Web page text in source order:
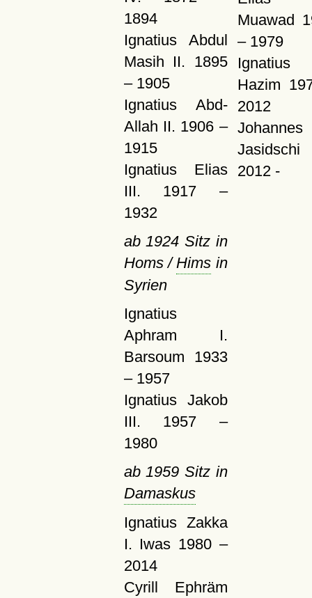
1894
Ignatius Abdul
Masih II. 1895
– 1905
Ignatius Abd-
Allah II. 1906 –
1915
Ignatius Elias
III. 1917 –
1932
ab 1924 Sitz in
Homs /Hims in
Syrien
Ignatius
Aphram I.
Barsoum 1933
– 1957
Ignatius Jakob
III. 1957 –
1980
ab 1959 Sitz in
Damaskus
Ignatius Zakka
I. Iwas 1980 –
2014
Cyrill Ephräm
Muawad
– 1979
Ignatius
Hazim
2012
Jasidschi
2012 -